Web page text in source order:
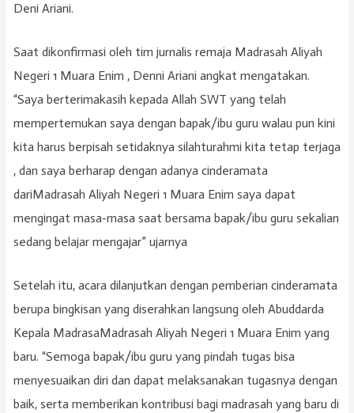
Deni Ariani.
Saat dikonfirmasi oleh tim jurnalis remaja Madrasah Aliyah
Negeri 1 Muara Enim , Denni Ariani angkat mengatakan.
“Saya berterimakasih kepada Allah SWT yang telah
mempertemukan saya dengan bapak/ibu guru walau pun kini
kita harus berpisah setidaknya silahturahmi kita tetap terjaga
, dan saya berharap dengan adanya cinderamata
dariMadrasah Aliyah Negeri 1 Muara Enim saya dapat
mengingat masa-masa saat bersama bapak/ibu guru sekalian
sedang belajar mengajar” ujarnya
Setelah itu, acara dilanjutkan dengan pemberian cinderamata
berupa bingkisan yang diserahkan langsung oleh Abuddarda
Kepala MadrasaMadrasah Aliyah Negeri 1 Muara Enim yang
baru. “Semoga bapak/ibu guru yang pindah tugas bisa
menyesuaikan diri dan dapat melaksanakan tugasnya dengan
baik, serta memberikan kontribusi bagi madrasah yang baru di